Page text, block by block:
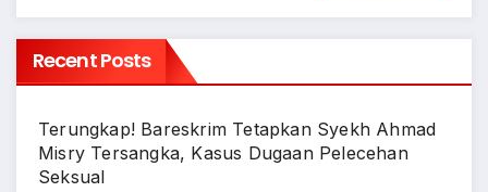
Recent Posts
Terungkap! Bareskrim Tetapkan Syekh Ahmad
Misry Tersangka, Kasus Dugaan Pelecehan
Seksual